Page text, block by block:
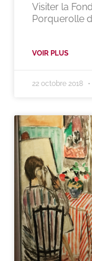
Visiter la
Porquerolle
VOIR PLUS
22 octobre 2018